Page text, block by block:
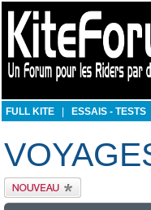
FULL KITE ESSAIS - TESTS
Publier un nouveau
sujet